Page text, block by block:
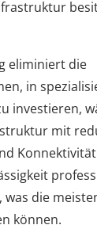
eliminiert die
in
investieren,
mit
die
können.